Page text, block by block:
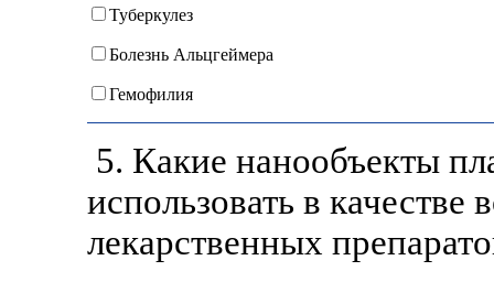
Туберкулез
Болезнь Альцгеймера
Гемофилия
5. Какие нанообъекты
использовать в
лекарственных